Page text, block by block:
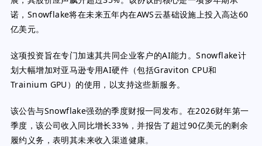
诺，Snowflake将在未来五年内在AWS云基础设施上投入高达60
亿美元。
这项投资旨在专门加速其共同企业客户的AI能力。Snowflake计
划大幅增加对亚马逊专用AI硬件（包括Graviton CPU和
Trainium GPU）的使用，以支持这些新服务。
该公告与Snowflake强劲的季度财报一同发布。在2026财年第一
季度，该公司收入同比增长33%，并报告了超过90亿美元的剩余
履约义务，表明其未来收入渠道健康。